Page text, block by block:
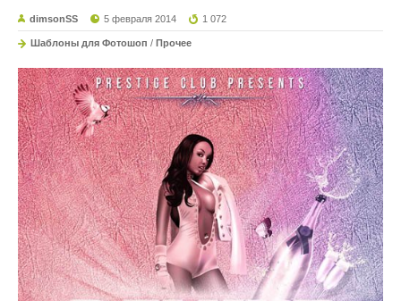
dimsonSS 5 февраля 2014 1 072
Шаблоны для Фотошоп / Прочее